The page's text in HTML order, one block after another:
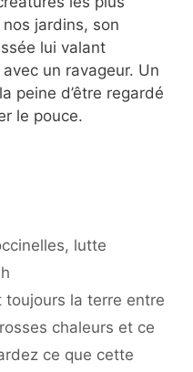
jardins, son
lui valant
un ravageur. Un
peine d’être regardé
le pouce.
, lutte
toujours la terre entre
chaleurs et ce
ce que cette